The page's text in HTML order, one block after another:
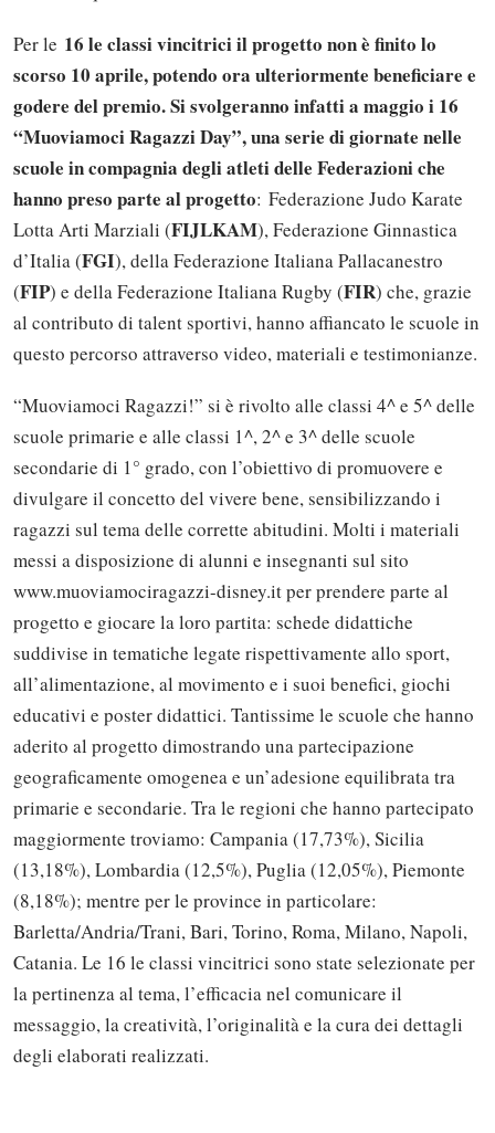
Per le 16 le classi vincitrici il progetto non è finito lo
scorso 10 aprile, potendo ora ulteriormente beneficiare e
godere del premio. Si svolgeranno infatti a maggio i 16
“Muoviamoci Ragazzi Day”, una serie di giornate nelle
scuole in compagnia degli atleti delle Federazioni che
hanno preso parte al progetto: Federazione Judo Karate
Lotta Arti Marziali (FIJLKAM), Federazione Ginnastica
d’Italia (FGI), della Federazione Italiana Pallacanestro
(FIP) e della Federazione Italiana Rugby (FIR) che, grazie
al contributo di talent sportivi, hanno affiancato le scuole in
questo percorso attraverso video, materiali e testimonianze.
“Muoviamoci Ragazzi!” si è rivolto alle classi 4^ e 5^ delle
scuole primarie e alle classi 1^, 2^ e 3^ delle scuole
secondarie di 1° grado, con l’obiettivo di promuovere e
divulgare il concetto del vivere bene, sensibilizzando i
ragazzi sul tema delle corrette abitudini. Molti i materiali
messi a disposizione di alunni e insegnanti sul sito
www.muoviamociragazzi-disney.it per prendere parte al
progetto e giocare la loro partita: schede didattiche
suddivise in tematiche legate rispettivamente allo sport,
all’alimentazione, al movimento e i suoi benefici, giochi
educativi e poster didattici. Tantissime le scuole che hanno
aderito al progetto dimostrando una partecipazione
geograficamente omogenea e un’adesione equilibrata tra
primarie e secondarie. Tra le regioni che hanno partecipato
maggiormente troviamo: Campania (17,73%), Sicilia
(13,18%), Lombardia (12,5%), Puglia (12,05%), Piemonte
(8,18%); mentre per le province in particolare:
Barletta/Andria/Trani, Bari, Torino, Roma, Milano, Napoli,
Catania. Le 16 le classi vincitrici sono state selezionate per
la pertinenza al tema, l’efficacia nel comunicare il
messaggio, la creatività, l’originalità e la cura dei dettagli
degli elaborati realizzati.